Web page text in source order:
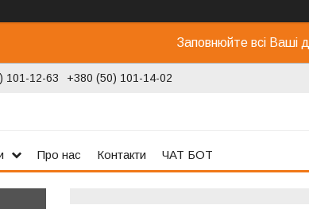
Заповнюйте всі Ваші
101-12-63 +380 (50) 101-14-02
Про нас Контакти ЧАТ БОТ